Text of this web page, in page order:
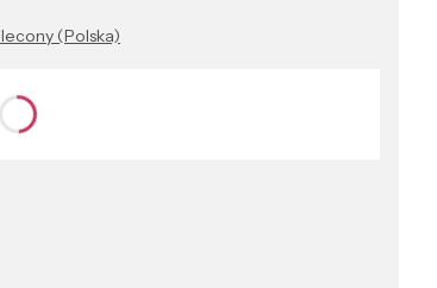
(Polska)